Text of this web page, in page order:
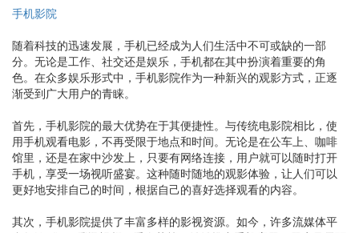
手机影院
随着科技的迅速发展，手机已经成为人们生活中不可或缺的一部
分。无论是工作、社交还是娱乐，手机都在其中扮演着重要的角
色。在众多娱乐形式中，手机影院作为一种新兴的观影方式，正逐
渐受到广大用户的青睐。
首先，手机影院的最大优势在于其便捷性。与传统电影院相比，使
用手机观看电影，不再受限于地点和时间。无论是在公车上、咖啡
馆里，还是在家中沙发上，只要有网络连接，用户就可以随时打开
手机，享受一场视听盛宴。这种随时随地的观影体验，让人们可以
更好地安排自己的时间，根据自己的喜好选择观看的内容。
其次，手机影院提供了丰富多样的影视资源。如今，许多流媒体平